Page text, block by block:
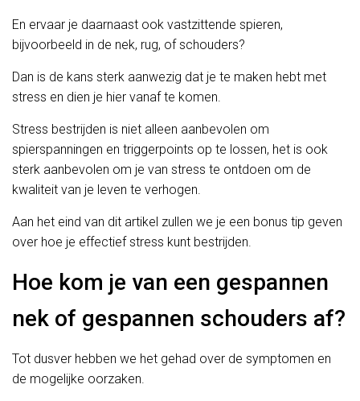
En ervaar je daarnaast ook vastzittende spieren,
bijvoorbeeld in de nek, rug, of schouders?
Dan is de kans sterk aanwezig dat je te maken hebt met
stress en dien je hier vanaf te komen.
Stress bestrijden is niet alleen aanbevolen om
spierspanningen en triggerpoints op te lossen, het is ook
sterk aanbevolen om je van stress te ontdoen om de
kwaliteit van je leven te verhogen.
Aan het eind van dit artikel zullen we je een bonus tip geven
over hoe je effectief stress kunt bestrijden.
Hoe kom je van een gespannen
nek of gespannen schouders af?
Tot dusver hebben we het gehad over de symptomen en
de mogelijke oorzaken.